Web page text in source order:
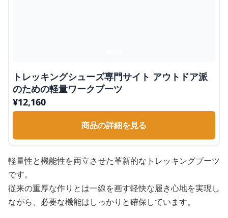
トレッキングシューズ専門サイト アウトドア派
のための軽量ワークブーツ
¥12,160
商品の詳細を見る
軽量性と機能性を両立させた革新的なトレッキングブーツ
です。
従来の重厚な作りとは一線を画す軽快な履き心地を実現し
ながら、必要な機能はしっかりと確保しています。